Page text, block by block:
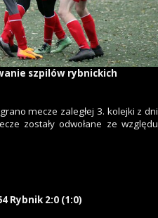
szpilów rybnickich
mecze zaległej 3. kolejki z dni
zostały odwołane ze względu
Rybnik 2:0 (1:0)